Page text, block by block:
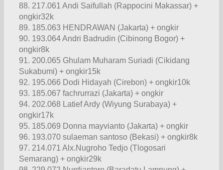
88. 217.061 Andi Saifullah (Rappocini Makassar) +
ongkir32k
89. 185.063 HENDRAWAN (Jakarta) + ongkir
90. 193.064 Andri Badrudin (Cibinong Bogor) +
ongkir8k
91. 200.065 Ghulam Muharam Suriadi (Cikidang
Sukabumi) + ongkir15k
92. 195.066 Dodi Hidayah (Cirebon) + ongkir10k
93. 185.067 fachrurrazi (Jakarta) + ongkir
94. 202.068 Latief Ardy (Wiyung Surabaya) +
ongkir17k
95. 185.069 Donna mayvianto (Jakarta) + ongkir
96. 193.070 sulaeman santoso (Bekasi) + ongkir8k
97. 214.071 Alx.Nugroho Tedjo (Tlogosari
Semarang) + ongkir29k